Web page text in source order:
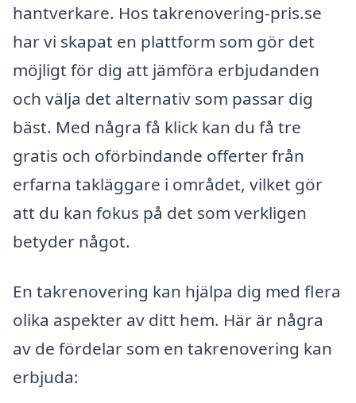
hantverkare. Hos takrenovering-pris.se
har vi skapat en plattform som gör det
möjligt för dig att jämföra erbjudanden
och välja det alternativ som passar dig
bäst. Med några få klick kan du få tre
gratis och oförbindande offerter från
erfarna takläggare i området, vilket gör
att du kan fokus på det som verkligen
betyder något.
En takrenovering kan hjälpa dig med flera
olika aspekter av ditt hem. Här är några
av de fördelar som en takrenovering kan
erbjuda: